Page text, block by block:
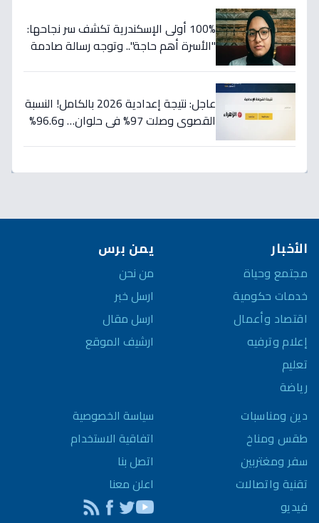
100% أولى الإسكندرية تكشف سر نجاحها:
"الأسرة أهم حاجة".. وتوجه رسالة صادمة
عاجل: نتيجة إعدادية 2026 بالكامل! النسبة
القصوى وصلت 97% في حلوان… و96.6%
الأخبار
مجتمع وحياة
خدمات حكومية
اقتصاد وأعمال
إعلام وترفيه
تعليم
رياضة
دين ومناسبات
طقس ومناخ
سفر ومغتربين
تقنية واتصالات
فيديو
يمن برس
من نحن
ارسل خبر
ارسل مقال
ارشيف الموقع
سياسة الخصوصية
اتفاقية الاستخدام
اتصل بنا
اعلن معنا